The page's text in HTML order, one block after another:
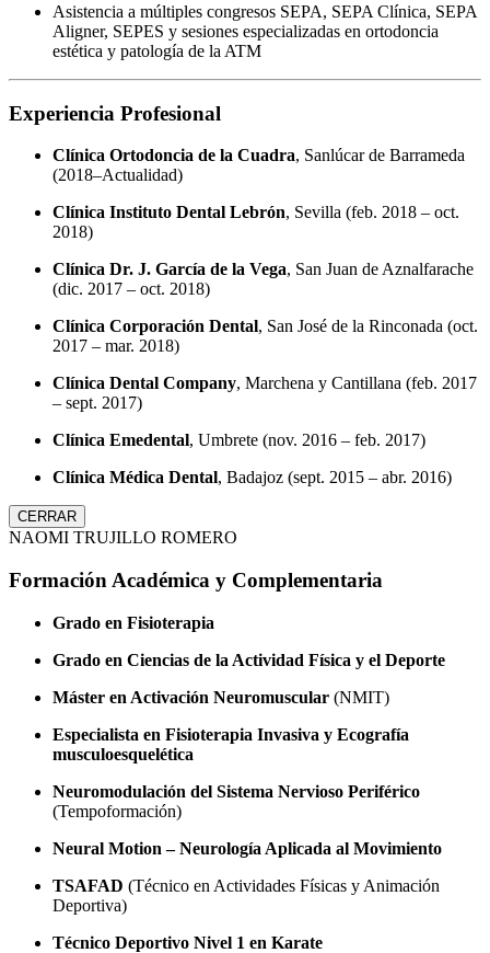
Asistencia a múltiples congresos SEPA, SEPA Clínica, SEPA
Aligner, SEPES y sesiones especializadas en ortodoncia
estética y patología de la ATM
Experiencia Profesional
Clínica Ortodoncia de la Cuadra, Sanlúcar de Barrameda
(2018–Actualidad)
Clínica Instituto Dental Lebrón, Sevilla (feb. 2018 – oct.
2018)
Clínica Dr. J. García de la Vega, San Juan de Aznalfarache
(dic. 2017 – oct. 2018)
Clínica Corporación Dental, San José de la Rinconada (oct.
2017 – mar. 2018)
Clínica Dental Company, Marchena y Cantillana (feb. 2017
– sept. 2017)
Clínica Emedental, Umbrete (nov. 2016 – feb. 2017)
Clínica Médica Dental, Badajoz (sept. 2015 – abr. 2016)
CERRAR
NAOMI TRUJILLO ROMERO
Formación Académica y Complementaria
Grado en Fisioterapia
Grado en Ciencias de la Actividad Física y el Deporte
Máster en Activación Neuromuscular (NMIT)
Especialista en Fisioterapia Invasiva y Ecografía
musculoesquelética
Neuromodulación del Sistema Nervioso Periférico
(Tempoformación)
Neural Motion – Neurología Aplicada al Movimiento
TSAFAD (Técnico en Actividades Físicas y Animación
Deportiva)
Técnico Deportivo Nivel 1 en Karate